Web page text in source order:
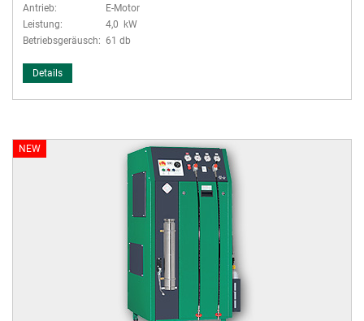
Antrieb:
E-Motor
Leistung:
4,0 kW
Betriebsgeräusch: 61 db
Details
NEW